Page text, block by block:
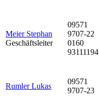
Meier Stephan
Geschäftsleiter
09571
9707-22
0160
93111194
Rumler Lukas
09571
9707-23